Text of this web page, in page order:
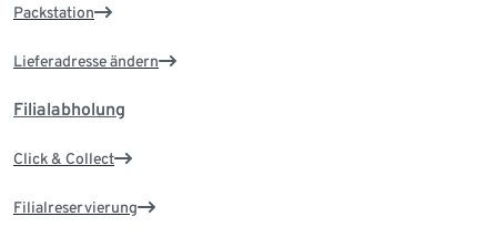
Packstation
Lieferadresse ändern
Filialabholung
Click & Collect
Filialreservierung